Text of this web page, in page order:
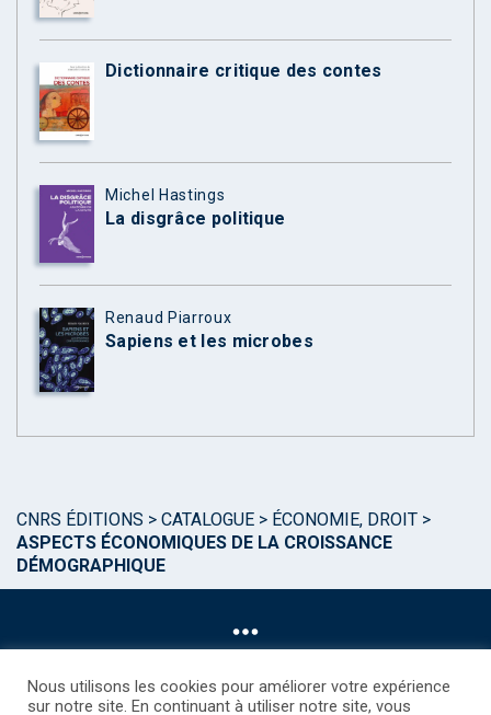
Dictionnaire critique des contes
Michel Hastings
La disgrâce politique
Renaud Piarroux
Sapiens et les microbes
CNRS ÉDITIONS > CATALOGUE > ÉCONOMIE, DROIT >
ASPECTS ÉCONOMIQUES DE LA CROISSANCE
DÉMOGRAPHIQUE
Nous utilisons les cookies pour améliorer votre expérience
sur notre site. En continuant à utiliser notre site, vous